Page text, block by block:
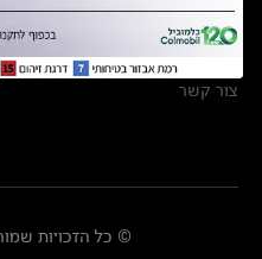
אולמות תצוגה
מרכזי שירות
צור קשר
© כל הזכויות